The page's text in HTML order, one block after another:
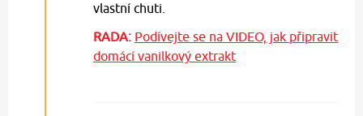
vlastní chuti.
RADA: Podívejte se na VIDEO, jak připravit
domácí vanilkový extrakt